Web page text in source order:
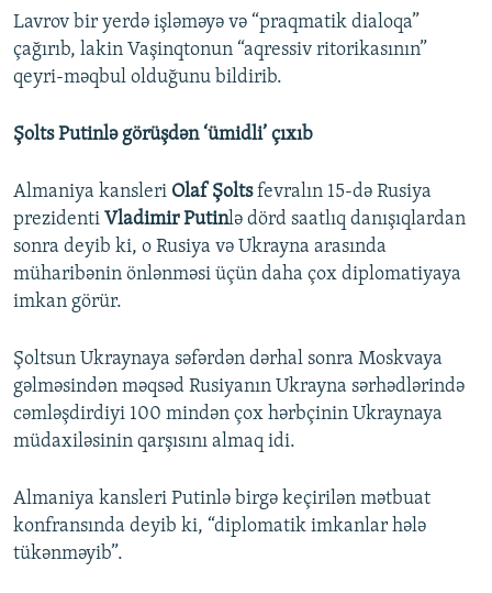
Lavrov bir yerdə işləməyə və “praqmatik dialoqa”
çağırıb, lakin Vaşinqtonun “aqressiv ritorikasının”
qeyri-məqbul olduğunu bildirib.
Şolts Putinlə görüşdən ‘ümidli’ çıxıb
Almaniya kansleri Olaf Şoltsfevralın 15-də Rusiya
prezidenti Vladimir Putinlə dörd saatlıq danışıqlardan
sonra deyib ki, o Rusiya və Ukrayna arasında
müharibənin önlənməsi üçün daha çox diplomatiyaya
imkan görür.
Şoltsun Ukraynaya səfərdən dərhal sonra Moskvaya
gəlməsindən məqsəd Rusiyanın Ukrayna sərhədlərində
cəmləşdirdiyi 100 mindən çox hərbçinin Ukraynaya
müdaxiləsinin qarşısını almaq idi.
Almaniya kansleri Putinlə birgə keçirilən mətbuat
konfransında deyib ki, “diplomatik imkanlar hələ
tükənməyib”.